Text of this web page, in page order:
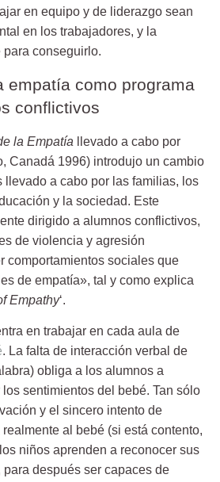
en equipo y de liderazgo sean
en los trabajadores, y la
conseguirlo.
empatía como programa
conflictivos
la Empatía llevado a cabo por
Canadá 1996) introdujo un cambio
a cabo por las familias, los
y la sociedad. Este
dirigido a alumnos conflictivos,
de violencia y agresión
comportamientos sociales que
de empatía», tal y como explica
Empathy‘.
en trabajar en cada aula de
. La falta de interacción verbal de
obliga a los alumnos a
sentimientos del bebé. Tan sólo
y el sincero intento de
al bebé (si está contento,
niños aprenden a reconocer sus
después ser capaces de